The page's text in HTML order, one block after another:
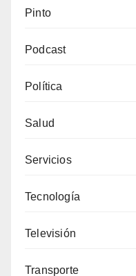
Pinto
Podcast
Política
Salud
Servicios
Tecnología
Televisión
Transporte